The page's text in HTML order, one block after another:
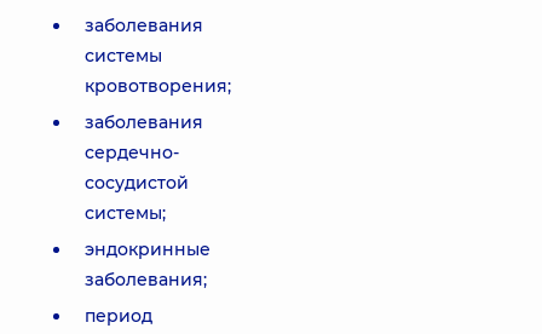
заболевания
системы
кровотворения;
заболевания
сердечно-
сосудистой
системы;
эндокринные
заболевания;
период